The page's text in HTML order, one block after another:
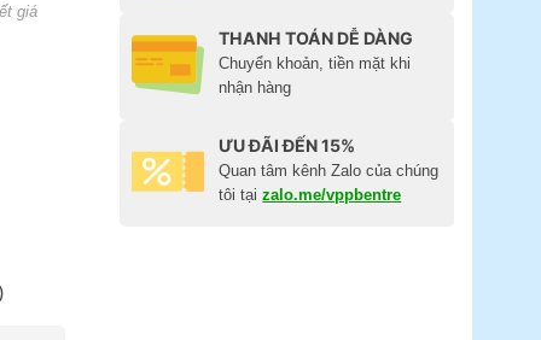
giá
THANH TOÁN DỄ DÀNG
Chuyển khoản, tiền mặt khi
nhận hàng
ƯU ĐÃI ĐẾN 15%
Quan tâm kênh Zalo của chúng
tôi tạizalo.me/vppbentre